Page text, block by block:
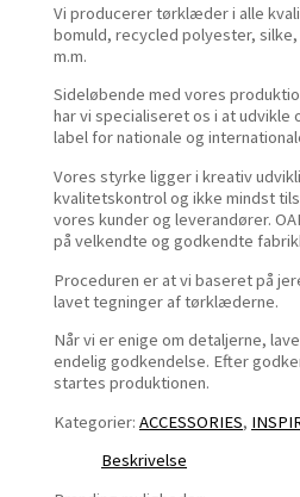
Vi producerer tørklæder i alle
bomuld, recycled polyester,
m.m.
Sideløbende med vores
har vi specialiseret os i at udvikle
label for nationale og
Vores styrke ligger i kreativ
kvalitetskontrol og ikke mindst
vores kunder og leverandører.
på velkendte og godkendte
Proceduren er at vi baseret på
lavet tegninger af tørklæderne.
Når vi er enige om detaljerne,
endelig godkendelse. Efter
startes produktionen.
Kategorier:ACCESSORIES,
Beskrivelse